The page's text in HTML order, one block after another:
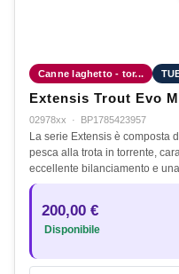
Canne laghetto - tor...
Extensis Trout Evo
02978xx · BP1785423957
La serie Extensis è composta
pesca alla trota in torrente,
eccellente bilanciamento e
200,00 €
Disponibile